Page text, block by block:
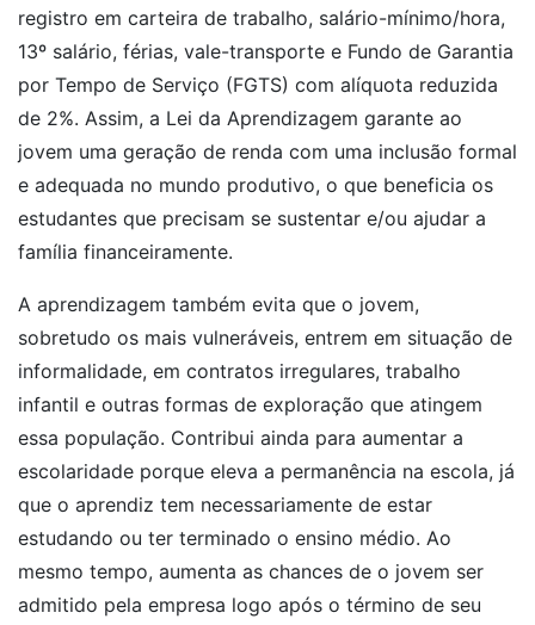
registro em carteira de trabalho, salário-mínimo/hora,
13º salário, férias, vale-transporte e Fundo de Garantia
por Tempo de Serviço (FGTS) com alíquota reduzida
de 2%. Assim, a Lei da Aprendizagem garante ao
jovem uma geração de renda com uma inclusão formal
e adequada no mundo produtivo, o que beneficia os
estudantes que precisam se sustentar e/ou ajudar a
família financeiramente.
A aprendizagem também evita que o jovem,
sobretudo os mais vulneráveis, entrem em situação de
informalidade, em contratos irregulares, trabalho
infantil e outras formas de exploração que atingem
essa população. Contribui ainda para aumentar a
escolaridade porque eleva a permanência na escola, já
que o aprendiz tem necessariamente de estar
estudando ou ter terminado o ensino médio. Ao
mesmo tempo, aumenta as chances de o jovem ser
admitido pela empresa logo após o término de seu